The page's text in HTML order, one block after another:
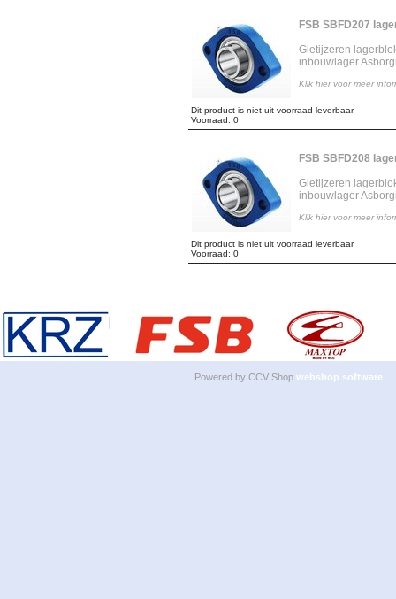
FSB SBFD207
Gietijzeren
inbouwlager
Klik hier voor meer
Dit product is niet uit voorraad leverbaar
Voorraad: 0
FSB SBFD208
Gietijzeren
inbouwlager
Klik hier voor meer
Dit product is niet uit voorraad leverbaar
Voorraad: 0
Powered by CCV Shop webshop software